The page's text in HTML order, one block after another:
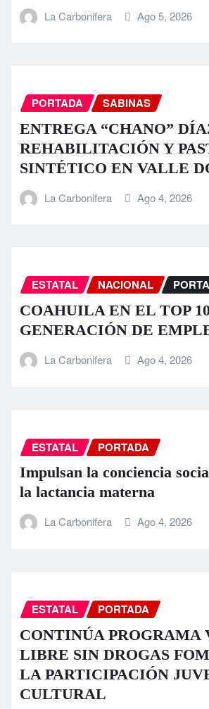
La Carbonifera Ago 5, 2026
PORTADA SABINAS
ENTREGA “CHANO”
REHABILITACIÓN Y
SINTÉTICO EN VALLE
La Carbonifera Ago 4, 2026
ESTATAL NACIONAL
COAHUILA EN EL TOP
GENERACIÓN DE
La Carbonifera Ago 4, 2026
ESTATAL PORTADA
Impulsan la conciencia
la lactancia materna
La Carbonifera Ago 4, 2026
ESTATAL PORTADA
CONTINÚA PROGRAMA
LIBRE SIN DROGAS
LA PARTICIPACIÓN
CULTURAL